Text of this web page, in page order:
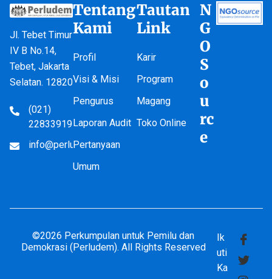
Jl. Tebet Timur
IV B No.14,
Tebet, Jakarta
Selatan. 12820
(021)
22833919
info@perludem.or.id
Tentang
Kami
Profil
Visi & Misi
Pengurus
Laporan Audit
Pertanyaan
Umum
Tautan
Link
Karir
Program
Magang
Toko Online
N
G
O
S
o
u
rc
e
©2026 Perkumpulan untuk Pemilu dan
Demokrasi (Perludem). All Rights Reserved
Ik
uti
Ka